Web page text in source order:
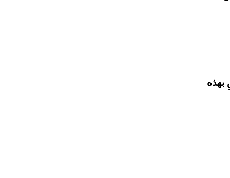
بهذه